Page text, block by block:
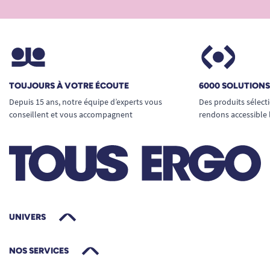
TOUJOURS À VOTRE ÉCOUTE
Depuis 15 ans, notre équipe d’experts vous
conseillent et vous accompagnent
6000
Des produits
rendons
UNIVERS
NOS SERVICES